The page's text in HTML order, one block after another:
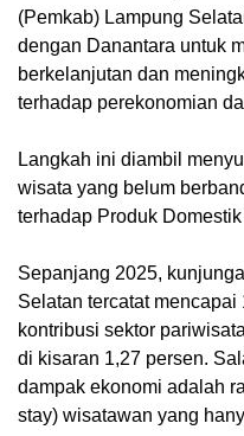
(Pemkab) Lampung
dengan Danantara untuk
berkelanjutan dan
terhadap perekonomian
Langkah ini diambil
wisata yang belum
terhadap Produk
Sepanjang 2025,
Selatan tercatat
kontribusi sektor
di kisaran 1,27 persen.
dampak ekonomi adalah
stay) wisatawan yang